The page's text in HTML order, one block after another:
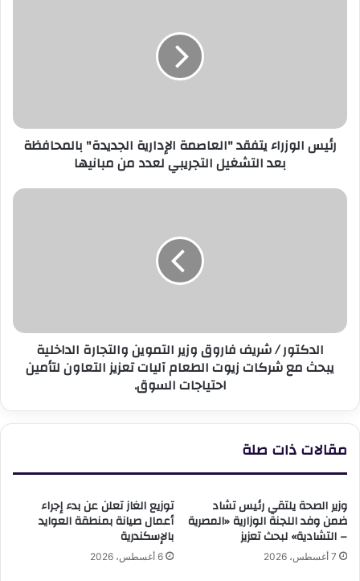
التشغيل
التجريبي
مبانيها
رئيس الوزراء يتفقد "العاصمة الإدارية الجديدة" بالمحافظة
بعد التشغيل التجريبي لعدد من مبانيها
الدكتور
يبحث
شركات
التعاون
السوق.
الدكتور / شريف فاروق وزير التموين والتجارة الداخلية
يبحث مع شركات زيوت الطعام آليات تعزيز التعاون لتأمين
احتياجات السوق.
مقالات ذات صلة
وزير الصحة يلتقي رئيس تشاد
ضمن وفد اللجنة الوزارية «المصرية
– التشادية» لبحث تعزيز
7 أغسطس، 2026
توزيع الغاز تعلن عن بدء إجراء
أعمال صيانة بمنطقة العوايد
بالإسكندرية
6 أغسطس، 2026